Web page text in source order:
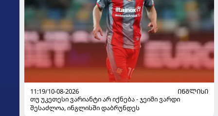
11:19/10-08-2026
ᲘᲜᲒᲚᲘᲡᲘ
თუ უკეთესი ვარიანტი არ იქნება - ჯეიმი ვარდი
შესაძლოა, ინგლისში დაბრუნდეს